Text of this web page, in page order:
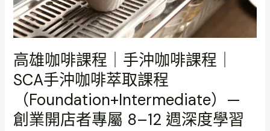
高雄咖啡課程｜手沖咖啡課程｜
SCA手沖咖啡萃取課程
（Foundation+Intermediate）—
創業開店者專屬 8–12 週深度學習
咖
啡
課
｜
SCA
咖